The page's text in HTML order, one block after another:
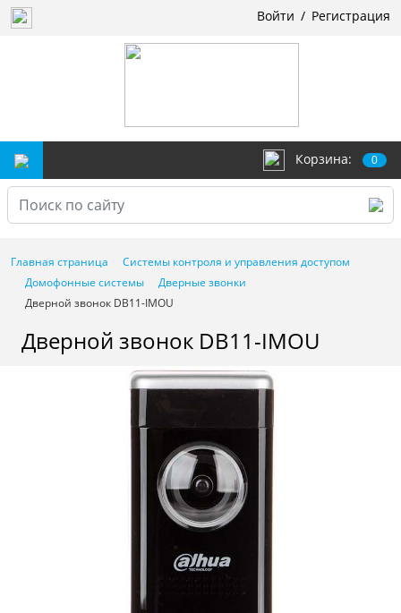
Войти / Регистрация
Корзина: 0
Главная страница
Системы контроля и управления доступом
Домофонные системы
Дверные звонки
Дверной звонок DB11-IMOU
Дверной звонок DB11-IMOU